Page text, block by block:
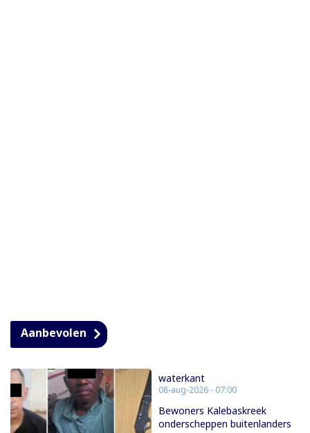
Aanbevolen
waterkant
08-aug-2026 - 07:00
Bewoners Kalebaskreek
onderscheppen buitenlanders